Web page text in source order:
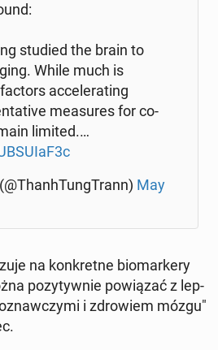
studied the brain to
While much is
ac­ce­le­ra­ting
me­asu­res for co­
limited.…
May
na kon­kret­ne bio­mar­ke­ry
po­zy­tyw­nie po­wią­zać z lep­
i zdro­wiem mózgu"